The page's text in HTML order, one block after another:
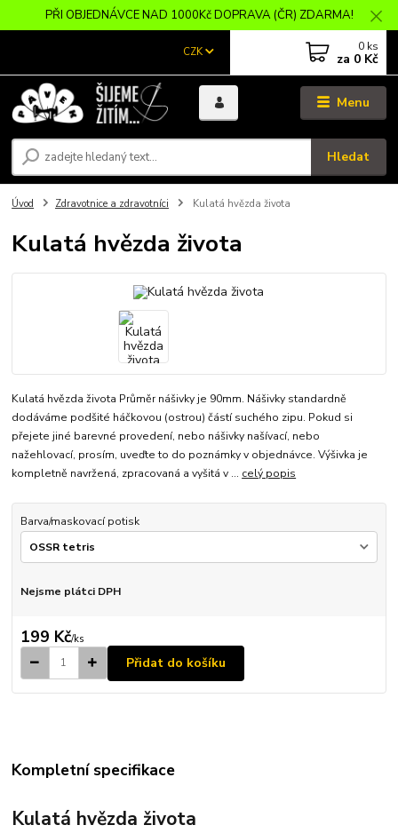
PŘI OBJEDNÁVCE NAD 1000Kč DOPRAVA (ČR) ZDARMA!
Menu
CZK
Hledat
0 ks
za 0 Kč
Úvod Zdravotnice a zdravotníci Kulatá hvězda života
Kulatá hvězda života
Kulatá hvězda života Průměr nášivky je 90mm. Nášivky standardně
dodáváme podšité háčkovou (ostrou) částí suchého zipu. Pokud si
přejete jiné barevné provedení, nebo nášivky našívací, nebo
nažehlovací, prosím, uveďte to do poznámky v objednávce. Výšivka je
kompletně navržená, zpracovaná a vyšitá v ... celý popis
Barva/maskovací potisk
Nejsme plátci DPH
199 Kč/ks
Přidat do košíku
Kompletní specifikace
Kulatá hvězda života